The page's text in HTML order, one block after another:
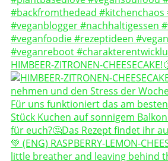
HIMBEER-ZITRONEN-